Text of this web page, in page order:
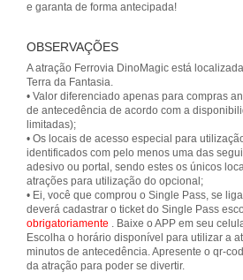
e garanta de forma antecipada!
OBSERVAÇÕES
A atração Ferrovia DinoMagic está
Terra da Fantasia.
• Valor diferenciado apenas para compras
de antecedência de acordo com a
limitadas);
• Os locais de acesso especial para
identificados com pelo menos uma das
adesivo ou portal, sendo estes os únicos
atrações para utilização do opcional;
• Ei, você que comprou o Single Pass, se
deverá cadastrar o ticket do Single Pass
obrigatoriamente . Baixe o APP em seu
Escolha o horário disponível para utilizar a
minutos de antecedência. Apresente o qr-
da atração para poder se divertir.